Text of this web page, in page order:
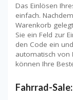
Das Einlösen
einfach.
Warenkorb
Sie ein Feld zur
den Code ein
automatisch von
können Ihre
Fahrrad-